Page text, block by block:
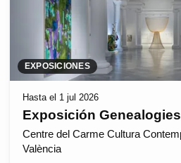
EXPOSICIONES
Hasta el 1 jul 2026
Exposición
Centre del Carme Cultura
València